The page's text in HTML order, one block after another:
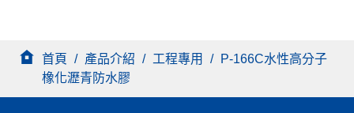
首頁 / 產品介紹 / 工程專用 /
P-166C水性高分子
橡化瀝青防水膠